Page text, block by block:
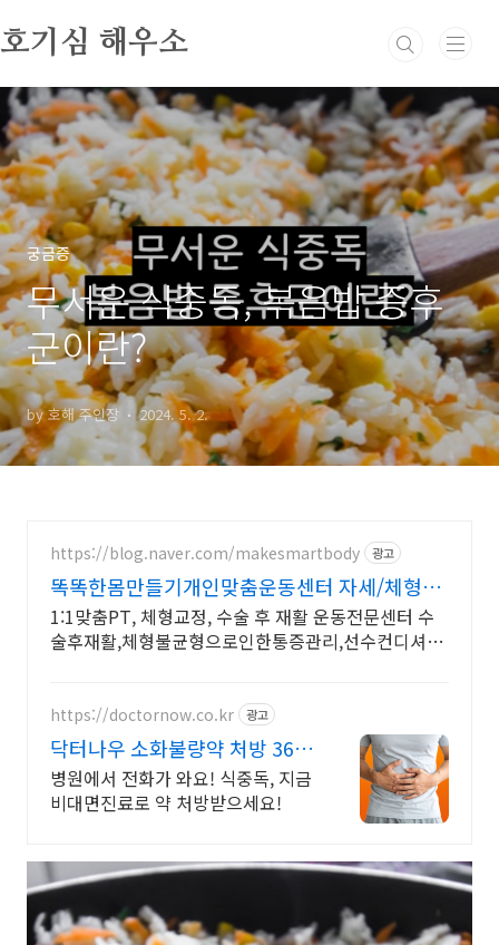
호기심 해우소
궁금증
무서운 식중독, 볶음밥 증후
군이란?
by 호해 주인장 2024. 5. 2.
https://blog.naver.com/makesmartbody 광고
똑똑한몸만들기개인맞춤운동센터 자세/체형교
정,재활운동 전문
1:1맞춤PT, 체형교정, 수술 후 재활 운동전문센터 수
술후재활,체형불균형으로인한통증관리,선수컨디셔
https://doctornow.co.kr 광고
닥터나우 소화불량약 처방 365
일 24시간 진료가능
병원에서 전화가 와요! 식중독, 지금
비대면진료로 약 처방받으세요!